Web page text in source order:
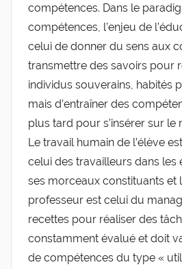
compétences. Dans le
compétences, l’enjeu de
celui de donner du sens aux
transmettre des savoirs pour
individus souverains, habités
mais d’entraîner des
plus tard pour s’insérer sur le
Le travail humain de l’élève
celui des travailleurs dans les
ses morceaux constituants et
professeur est celui du
recettes pour réaliser des
constamment évalué et doit
de compétences du type «